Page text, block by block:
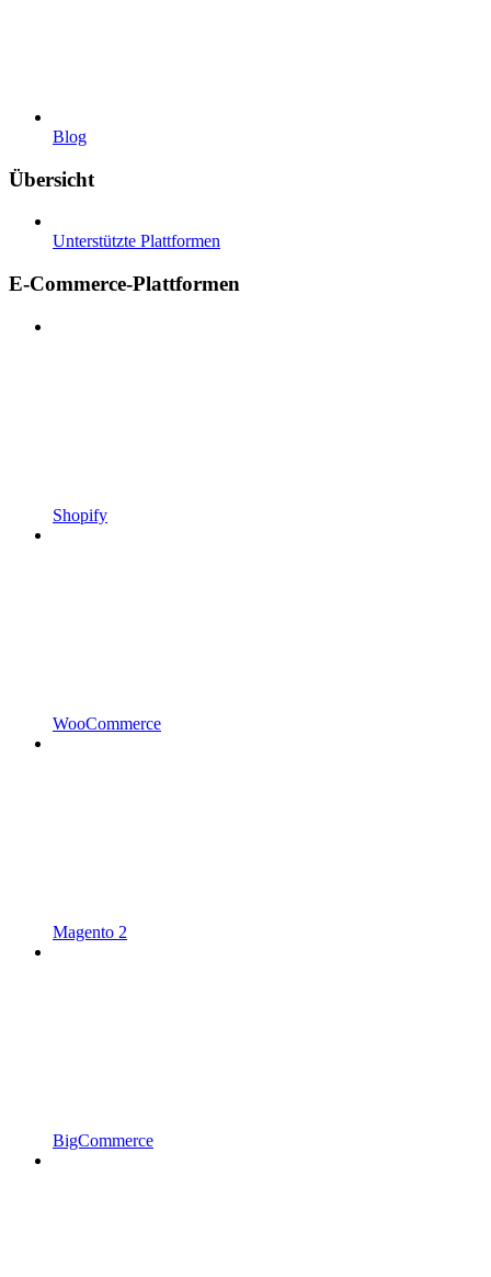
Blog
Übersicht
Unterstützte Plattformen
E-Commerce-Plattformen
Shopify
WooCommerce
Magento 2
BigCommerce